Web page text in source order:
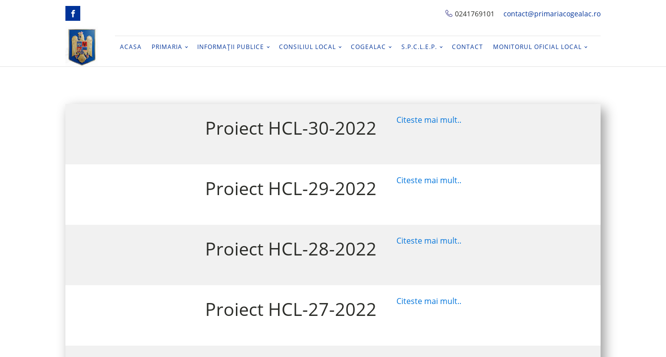
0241769101 contact@primariacogealac.ro
ACASA PRIMARIA INFORMAȚII PUBLICE CONSILIUL LOCAL COGEALAC S.P.C.L.E.P. CONTACT MONITORUL OFICIAL LOCAL
Proiect HCL-30-2022 Citeste mai mult..
Proiect HCL-29-2022 Citeste mai mult..
Proiect HCL-28-2022 Citeste mai mult..
Proiect HCL-27-2022 Citeste mai mult..